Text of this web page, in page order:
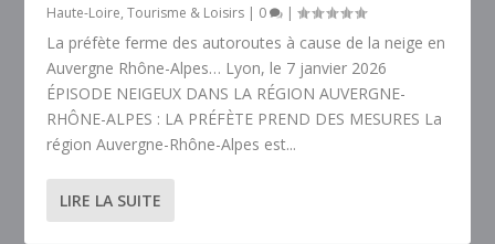
Haute-Loire,Tourisme & Loisirs | 0 |
La préfète ferme des autoroutes à cause de la neige en
Auvergne Rhône-Alpes… Lyon, le 7 janvier 2026
ÉPISODE NEIGEUX DANS LA RÉGION AUVERGNE-
RHÔNE-ALPES : LA PRÉFÈTE PREND DES MESURES La
région Auvergne-Rhône-Alpes est...
LIRE LA SUITE